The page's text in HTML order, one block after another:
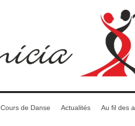
Cours de Danse Actualités Au fil des